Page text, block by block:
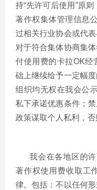
持“先许可后使用”原
著作权集体管理信息
过相关行业协会或代
对于符合集体协商集
付使用费的卡拉OK经
础上继续给予一定幅
组织均无权在我会公
私下承诺优惠条件；
政策谋取个人私利，否
我会在各地区的
著作权使用费收取工
律。包括：不以任何